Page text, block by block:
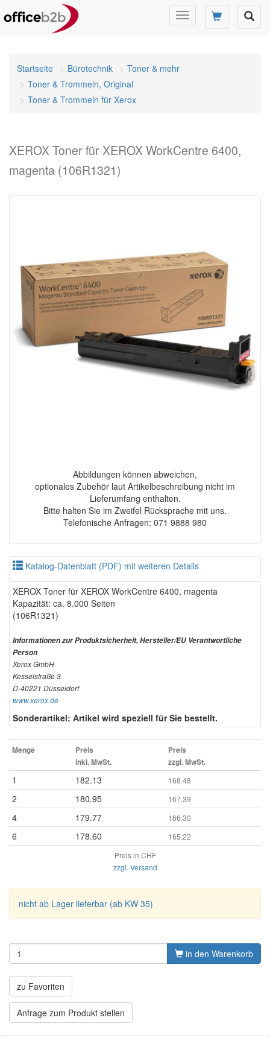
Navigation
umschalten
Startseite Bürotechnik
Toner & mehr
Toner & Trommeln, Original
Toner & Trommeln für Xerox
XEROX Toner für XEROX WorkCentre 6400,
magenta (106R1321)
Abbildungen können abweichen,
optionales Zubehör laut Artikelbeschreibung nicht im
Lieferumfang enthalten.
Bitte halten Sie im Zweifel Rücksprache mit uns.
Telefonische Anfragen: 071 9888 980
Katalog-Datenblatt (PDF) mit weiteren Details
XEROX Toner für XEROX WorkCentre 6400, magenta
Kapazität: ca. 8.000 Seiten
(106R1321)
Informationen zur Produktsicherheit, Hersteller/EU Verantwortliche
Person
Xerox GmbH
Kesselstraße 3
D-40221 Düsseldorf
www.xerox.de
Sonderartikel: Artikel wird speziell für Sie bestellt.
Menge
Preis
inkl. MwSt.
Preis
zzgl. MwSt.
1 182.13 168.48
2 180.95 167.39
4 179.77 166.30
6 178.60
165.22
Preis in CHF
zzgl. Versand
nicht ab Lager lieferbar (ab KW 35)
in den Warenkorb
zu Favoriten
Anfrage zum Produkt stellen